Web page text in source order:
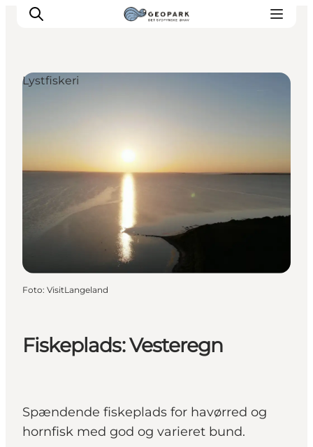
Fiskeplads: Vesteregn
Spændende fiskeplads for havørred og
hornfisk med god og varieret bund.
Lystfiskeri
Foto: VisitLangeland